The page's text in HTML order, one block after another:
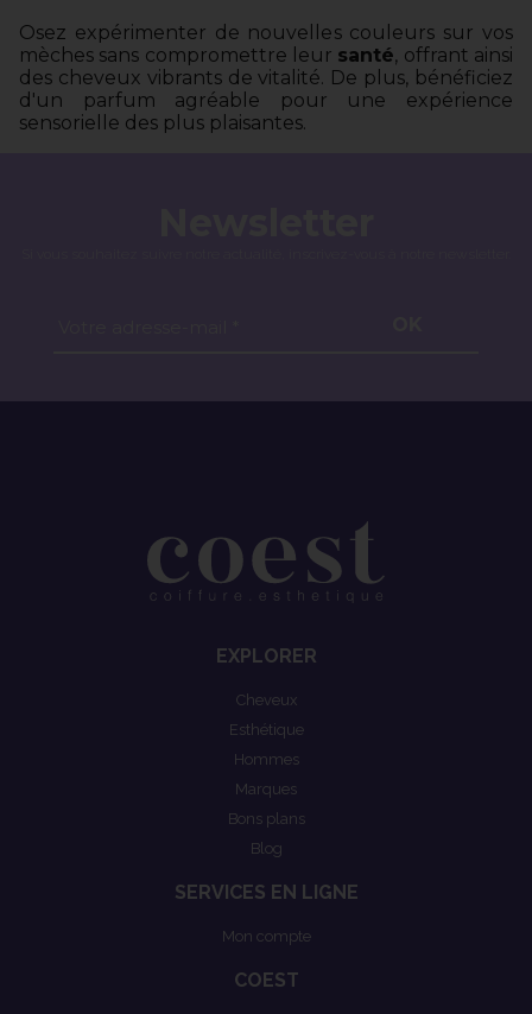
Osez expérimenter de nouvelles couleurs sur vos
mèches sans compromettre leur santé, offrant ainsi
des cheveux vibrants de vitalité. De plus, bénéficiez
d'un parfum agréable pour une expérience
sensorielle des plus plaisantes.
EXPLORER
Cheveux
Esthétique
Hommes
Marques
Bons plans
Blog
SERVICES EN LIGNE
Mon compte
COEST